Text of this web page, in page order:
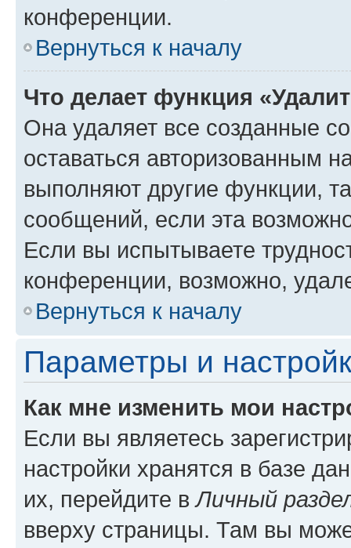
конференции.
Вернуться к началу
Что делает функция
Она удаляет все созданные
оставаться авторизованным
выполняют другие функции,
сообщений, если эта
Если вы испытываете
конференции, возможно,
Вернуться к началу
Параметры и
Как мне изменить мои
Если вы являетесь
настройки хранятся в базе
их, перейдите вЛичный
вверху страницы. Там вы